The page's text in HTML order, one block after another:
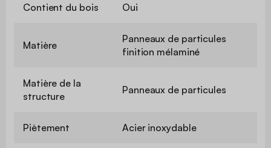
Contient du bois Oui
Matière
Panneaux de particules
finition mélaminé
Matière de la
structure
Panneaux de particules
Piètement Acier inoxydable